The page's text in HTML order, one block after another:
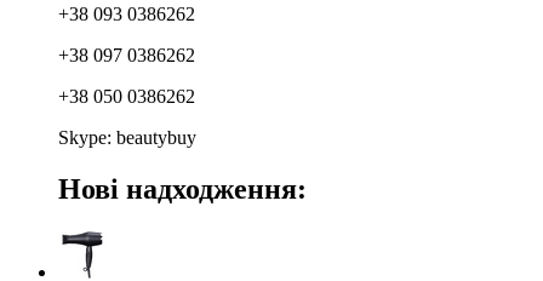
+38 093 0386262
+38 097 0386262
+38 050 0386262
Skype: beautybuy
Нові надходження: